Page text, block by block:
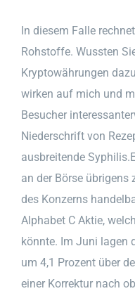
In diesem Falle
Rohstoffe. Wussten
Kryptowährungen
wirken auf mich und
Besucher
Niederschrift von
ausbreitende
an der Börse übrigens
des Konzerns
Alphabet C Aktie,
könnte. Im Juni lagen
um 4,1 Prozent über
einer Korrektur nach